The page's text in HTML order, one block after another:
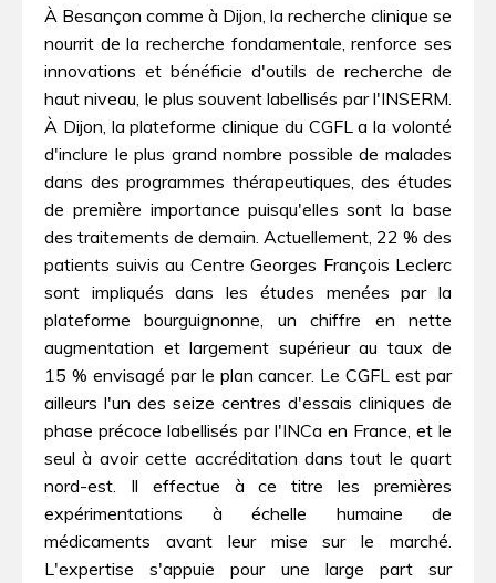
À Besançon comme à Dijon, la recherche clinique se
nourrit de la recherche fondamentale, renforce ses
innovations et bénéficie d'outils de recherche de
haut niveau, le plus souvent labellisés par l'INSERM.
À Dijon, la plateforme clinique du CGFL a la volonté
d'inclure le plus grand nombre possible de malades
dans des programmes thérapeutiques, des études
de première importance puisqu'elles sont la base
des traitements de demain. Actuellement, 22 % des
patients suivis au Centre Georges François Leclerc
sont impliqués dans les études menées par la
plateforme bourguignonne, un chiffre en nette
augmentation et largement supérieur au taux de
15 % envisagé par le plan cancer. Le CGFL est par
ailleurs l'un des seize centres d'essais cliniques de
phase précoce labellisés par l'INCa en France, et le
seul à avoir cette accréditation dans tout le quart
nord-est. Il effectue à ce titre les premières
expérimentations à échelle humaine de
médicaments avant leur mise sur le marché.
L'expertise s'appuie pour une large part sur